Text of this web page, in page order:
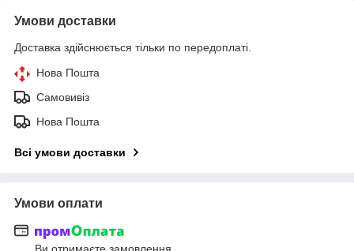
Умови доставки
Доставка здійснюється тільки по передоплаті.
Нова Пошта
Самовивіз
Нова Пошта
Всі умови доставки
Умови оплати